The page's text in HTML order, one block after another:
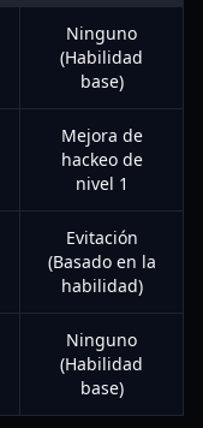
Ninguno
(Habilidad
base)
Mejora de
hackeo de
nivel 1
Evitación
(Basado en la
habilidad)
Ninguno
(Habilidad
base)